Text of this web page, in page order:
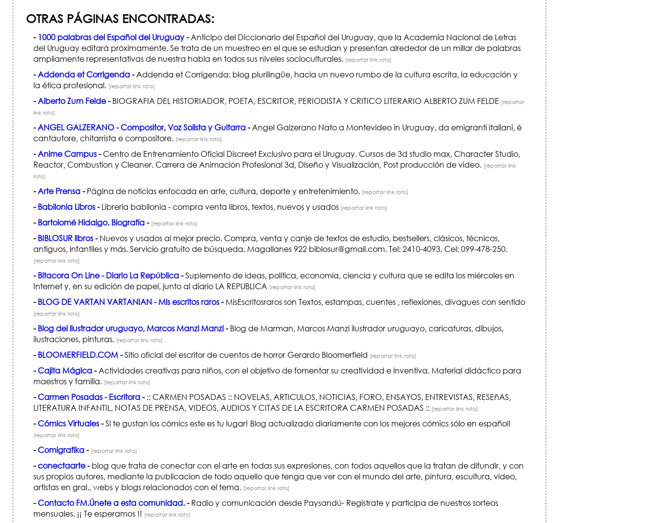
OTRAS PÁGINAS ENCONTRADAS:
- 1000 palabras del Español del Uruguay-Anticipo del Diccionario del Español del Uruguay, que la Academia Nacional de Letras
del Uruguay editará próximamente. Se trata de un muestreo en el que se estudian y presentan alrededor de un millar de palabras
ampliamente representativas de nuestra habla en todos sus niveles socioculturales. [reportar link roto]
-Addenda et Corrigenda-Addenda et Corrigenda: blog plurilingüe, hacia un nuevo rumbo de la cultura escrita, la educación y
la ética profesional. [reportar link roto]
-Alberto Zum Felde-BIOGRAFIA DEL HISTORIADOR, POETA, ESCRITOR, PERIODISTA Y CRITICO LITERARIO ALBERTO ZUM FELDE [reportar
link roto]
-ANGEL GALZERANO - Compositor, Voz Solista y Guitarra-Angel Galzerano Nato a Montevideo in Uruguay, da emigranti italiani, è
cantautore, chitarrista e compositore. [reportar link roto]
-Anime Campus-Centro de Entrenamiento Oficial Discreet Exclusivo para el Uruguay. Cursos de 3d studio max, Character Studio,
Reactor, Combustion y Cleaner. Carrera de Animación Profesional 3d, Diseño y Visualización, Post producción de video. [reportar link
roto]
-Arte Prensa-Página de noticias enfocada en arte, cultura, deporte y entretenimiento. [reportar link roto]
- Babilonia Libros-Libreria babilonia - compra venta libros, textos, nuevos y usados [reportar link roto]
- Bartolomé Hidalgo. Biografía- [reportar link roto]
- BIBLOSUR libros-Nuevos y usados al mejor precio. Compra, venta y canje de textos de estudio, bestsellers, clásicos, técnicos,
antiguos, infantiles y más. Servicio gratuito de búsqueda. Magallanes 922 biblosur@gmail.com. Tel: 2410-4093. Cel: 099-478-250.
[reportar link roto]
- Bitacora On Line - Diario La República-Suplemento de ideas, política, economía, ciencia y cultura que se edita los miércoles en
Internet y, en su edición de papel, junto al diario LA REPUBLICA [reportar link roto]
- BLOG DE VARTAN VARTANIAN - Mis escritos raros-MisEscritosraros son Textos, estampas, cuentes , reflexiones, divagues con sentido
[reportar link roto]
- Blog del ilustrador uruguayo, Marcos Manzi Manzi-Blog de Marman, Marcos Manzi ilustrador uruguayo, caricaturas, dibujos,
ilustraciones, pinturas. [reportar link roto]
- BLOOMERFIELD.COM-Sitio oficial del escritor de cuentos de horror Gerardo Bloomerfield [reportar link roto]
-Cajita Mágica-Actividades creativas para niños, con el objetivo de fomentar su creatividad e inventiva. Material didáctico para
maestros y familia. [reportar link roto]
-Carmen Posadas - Escritora-:: CARMEN POSADAS :: NOVELAS, ARTICULOS, NOTICIAS, FORO, ENSAYOS, ENTREVISTAS, RESEñAS,
LITERATURA INFANTIL, NOTAS DE PRENSA, VIDEOS, AUDIOS Y CITAS DE LA ESCRITORA CARMEN POSADAS :: [reportar link roto]
-Cómics Virtuales-Si te gustan los cómics este es tu lugar! Blog actualizado diariamente con los mejores cómics sólo en español!
[reportar link roto]
-Comigrafika- [reportar link roto]
-conectaarte-blog que trata de conectar con el arte en todas sus expresiones, con todos aquellos que la tratan de difundir, y con
sus propios autores, mediante la publicacion de todo aquello que tenga que ver con el mundo del arte, pintura, escultura, video,
artistas en gral., webs y blogs relacionados con el tema. [reportar link roto]
-Contacto FM.Únete a esta comunidad.-Radio y comunicación desde Paysandú- Regístrate y participa de nuestros sorteos
mensuales. ¡¡ Te esperamos !! [reportar link roto]